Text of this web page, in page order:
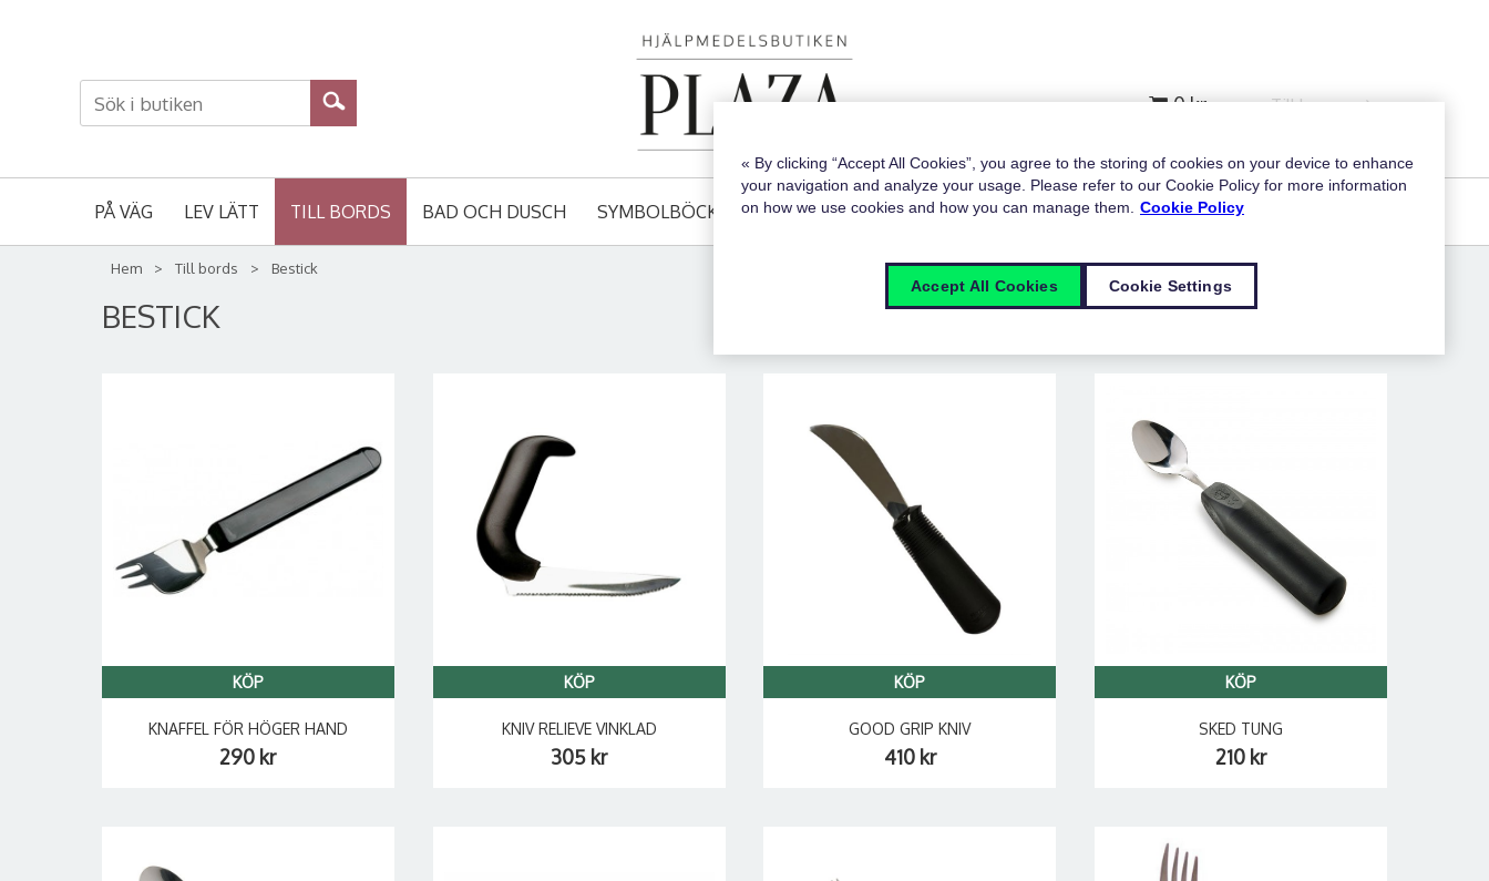
0 kr Till kassan
PÅ VÄG LEV LÄTT TILL BORDS BAD OCH DUSCH SYMBOLBÖCKER OCH BLISS
Hem > Till bords > Bestick
BESTICK
KÖP
KNAFFEL FÖR HÖGER HAND
290 kr
KÖP
KNIV RELIEVE VINKLAD
305 kr
KÖP
GOOD GRIP KNIV
410 kr
KÖP
SKED TUNG
210 kr
« By clicking “Accept All Cookies”, you agree to the storing of cookies on your device to enhance
your navigation and analyze your usage. Please refer to our Cookie Policy for more information
on how we use cookies and how you can manage them.
Cookie Policy
Cookie Settings
Accept All Cookies